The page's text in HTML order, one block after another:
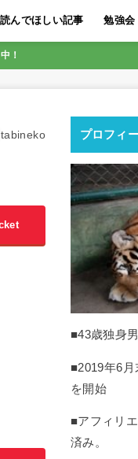
んでほしい記事
達追加限定5大特典を公開
必ず読んでほしい7記事
断ち収入の壁をぶち壊そう！
ラ実現の実績あり】今最も熱
客アフィリエイトの時代！
ら22万円の収益化に成功！
ー（指導者）が必要である理
客アフィリエイトQ＆A
やすいのは、こんな人！
ぎやすいアフィリエイトはコ
好転させるコツは〇〇！
勉強会
！
tabineko プロフィ
■43歳独身
■2019年6
を開始
■アフィリ
済み。